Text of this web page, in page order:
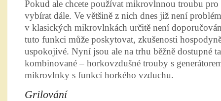
Pokud ale chcete používat mikrovlnnou troubu
vybírat dále. Ve většině z nich dnes již není
v klasických mikrovlnkách určitě není
tuto funkci může poskytovat, zkušenosti
uspokojivé. Nyní jsou ale na trhu běžně dostupné
kombinované – horkovzdušné trouby s
mikrovlnky s funkcí horkého vzduchu.
Grilování